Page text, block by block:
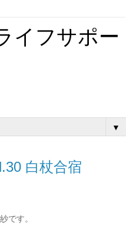
イフサポー
▼
白杖合宿
です。